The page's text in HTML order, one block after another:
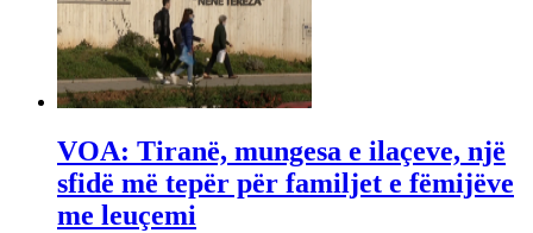
VOA: Tiranë, mungesa e ilaçeve, një
sfidë më tepër për familjet e fëmijëve
me leuçemi